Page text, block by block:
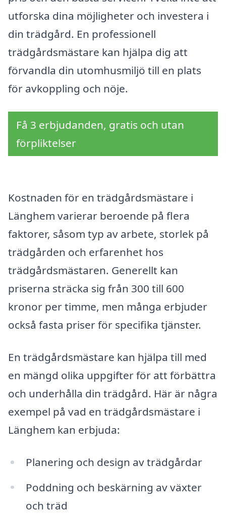
utforska dina möjligheter och investera i
din trädgård. En professionell
trädgårdsmästare kan hjälpa dig att
förvandla din utomhusmiljö till en plats
för avkoppling och nöje.
Få 3 erbjudanden, gratis och utan
förpliktelser
Kostnaden för en trädgårdsmästare i
Länghem varierar beroende på flera
faktorer, såsom typ av arbete, storlek på
trädgården och erfarenhet hos
trädgårdsmästaren. Generellt kan
priserna sträcka sig från 300 till 600
kronor per timme, men många erbjuder
också fasta priser för specifika tjänster.
En trädgårdsmästare kan hjälpa till med
en mängd olika uppgifter för att förbättra
och underhålla din trädgård. Här är några
exempel på vad en trädgårdsmästare i
Länghem kan erbjuda:
Planering och design av trädgårdar
Poddning och beskärning av växter
och träd